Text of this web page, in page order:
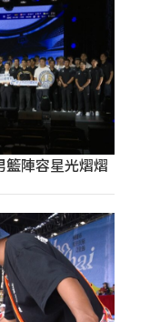
陣容星光熠熠